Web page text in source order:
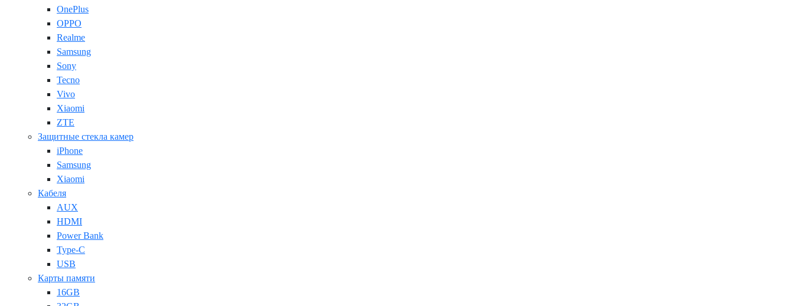
OnePlus
OPPO
Realme
Samsung
Sony
Tecno
Vivo
Xiaomi
ZTE
Защитные стекла камер
iPhone
Samsung
Xiaomi
Кабеля
AUX
HDMI
Power Bank
Type-C
USB
Карты памяти
16GB